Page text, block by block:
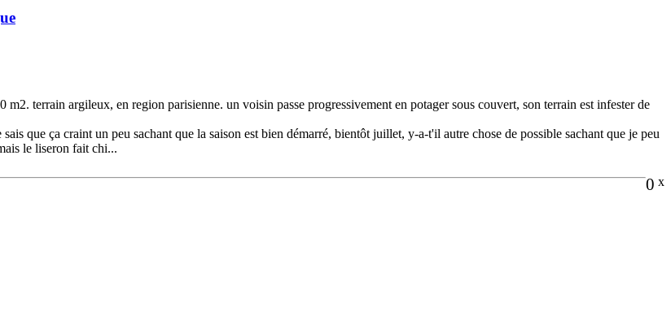
terrain argileux, en region parisienne. un voisin passe progressivement en potager sous couvert, son terrain est infester de
que ça craint un peu sachant que la saison est bien démarré, bientôt juillet, y-a-t'il autre chose de possible sachant que je peu
le liseron fait chi...
0 x